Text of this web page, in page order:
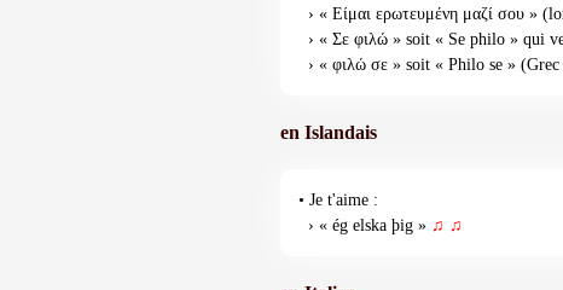
› « Είμαι ερωτευμένη μαζί σου »
› « Σε φιλώ » soit « Se philo » qui
› « φιλώ σε » soit « Philo se » (Grec
en Islandais
• Je t'aime :
› « ég elska þig » ♫ ♫